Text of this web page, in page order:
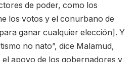
de poder, como los
los votos y el conurbano de
ganar cualquier elección]. Y
no nato”, dice Malamud,
el apoyo de los gobernadores y